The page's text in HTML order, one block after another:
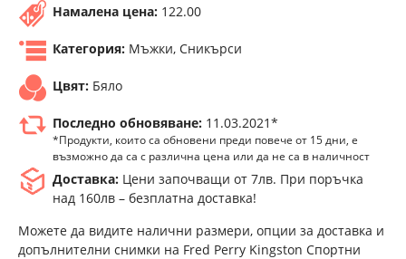
Намалена цена: 122.00
Категория: Мъжки, Сникърси
Цвят: Бяло
Последно обновяване: 11.03.2021*
*Продукти, които са обновени преди повече от 15 дни, е
възможно да са с различна цена или да не са в наличност
Доставка: Цени започващи от 7лв. При поръчка
над 160лв – безплатна доставка!
Можете да видите налични размери, опции за доставка и
допълнителни снимки на Fred Perry Kingston Спортни